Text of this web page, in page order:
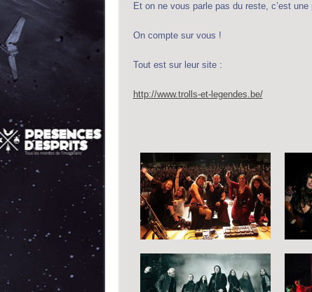
Et on ne vous parle pas du reste, c’est
On compte sur vous !
Tout est sur leur site :
http://www.trolls-et-legendes.be/